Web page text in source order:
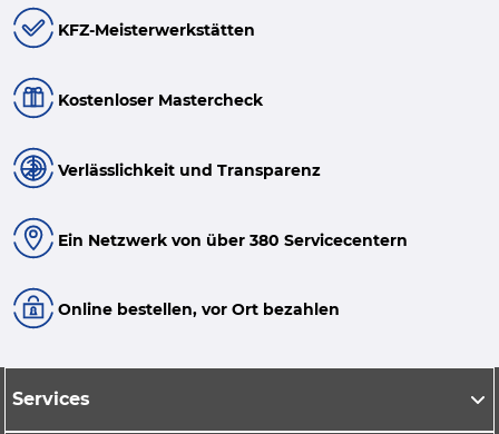
KFZ-Meisterwerkstätten
Kostenloser Mastercheck
Verlässlichkeit und Transparenz
Ein Netzwerk von über 380 Servicecentern
Online bestellen, vor Ort bezahlen
Services